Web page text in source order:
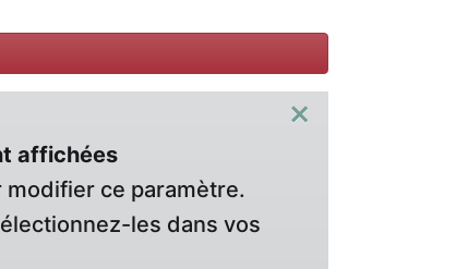
×
affichées
ce paramètre.
les dans vos